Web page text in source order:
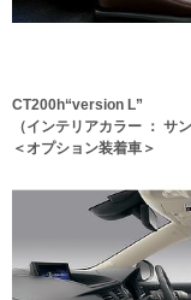
CT200h“version L”
（インテリアカラー ： サ
＜オプション装着車＞